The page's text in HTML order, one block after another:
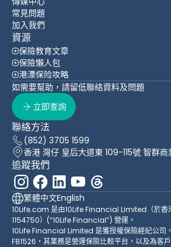
常見問題
加入我們
資源
保險教育文章
保險懶人包
港漂保险攻略
如需要幫助，請留低聯絡資料及問題
立即查詢
聯絡方法
(852) 3705 1599
香港 灣仔 皇后大道東 109-115號 智群商
追蹤我們
繁體中文English
10Life.com 是由10Life Financial Limited（於香
1154750）(“10Life Financial”) 營運。
10Life Financial Limited 是獲授權保險經紀公司
FB1526，其業務是營運保險比較平台，以及為客